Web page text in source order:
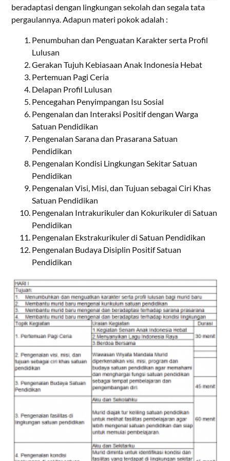
beradaptasi dengan lingkungan sekolah dan segala tata
pergaulannya. Adapun materi pokok adalah :
Penumbuhan dan Penguatan Karakter serta Profil
Lulusan
Gerakan Tujuh Kebiasaan Anak Indonesia Hebat
Pertemuan Pagi Ceria
Delapan Profil Lulusan
Pencegahan Penyimpangan Isu Sosial
Pengenalan dan Interaksi Positif dengan Warga
Satuan Pendidikan
Pengenalan Sarana dan Prasarana Satuan
Pendidikan
Pengenalan Kondisi Lingkungan Sekitar Satuan
Pendidikan
Pengenalan Visi, Misi, dan Tujuan sebagai Ciri Khas
Satuan Pendidikan
Pengenalan Intrakurikuler dan Kokurikuler di Satuan
Pendidikan
Pengenalan Ekstrakurikuler di Satuan Pendidikan
Pengenalan Budaya Disiplin Positif Satuan
Pendidikan